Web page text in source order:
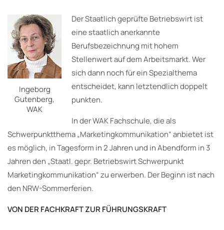
Ingeborg
Gutenberg,
WAK
Der Staatlich geprüfte Betriebswirt ist
eine staatlich anerkannte
Berufsbezeichnung mit hohem
Stellenwert auf dem Arbeitsmarkt. Wer
sich dann noch für ein Spezialthema
entscheidet, kann letztendlich doppelt
punkten.
In der WAK Fachschule, die als
Schwerpunktthema „Marketingkommunikation“ anbietet ist
es möglich, in Tagesform in 2 Jahren und in Abendform in 3
Jahren den „Staatl. gepr. Betriebswirt Schwerpunkt
Marketingkommunikation“ zu erwerben. Der Beginn ist nach
den NRW-Sommerferien.
VON DER FACHKRAFT ZUR FÜHRUNGSKRAFT